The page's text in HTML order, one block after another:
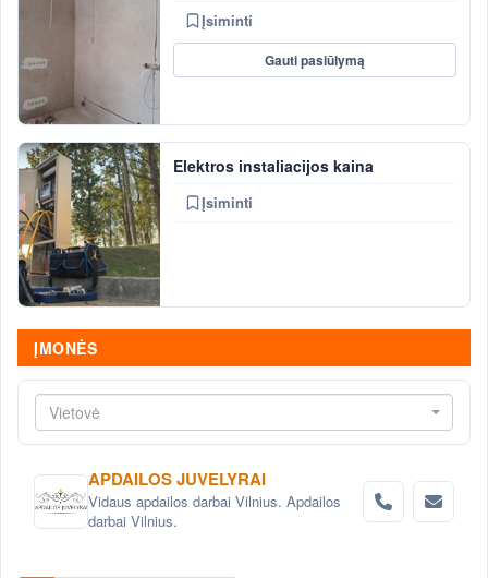
Įsiminti
Gauti pasiūlymą
Elektros instaliacijos kaina
Įsiminti
ĮMONĖS
Vietovė
APDAILOS JUVELYRAI
Vidaus apdailos darbai Vilnius. Apdailos
darbai Vilnius.